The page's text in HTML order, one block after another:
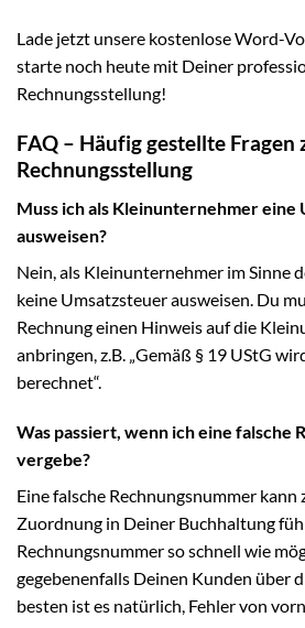
Lade jetzt unsere kostenlose Word-
starte noch heute mit Deiner
Rechnungsstellung!
FAQ – Häufig gestellte Fragen
Rechnungsstellung
Muss ich als Kleinunternehmer eine
ausweisen?
Nein, als Kleinunternehmer im Sinne
keine Umsatzsteuer ausweisen. Du
Rechnung einen Hinweis auf die
anbringen, z.B. „Gemäß § 19 UStG
berechnet“.
Was passiert, wenn ich eine falsche
vergebe?
Eine falsche Rechnungsnummer
Zuordnung in Deiner Buchhaltung
Rechnungsnummer so schnell wie
gegebenenfalls Deinen Kunden über
besten ist es natürlich, Fehler von